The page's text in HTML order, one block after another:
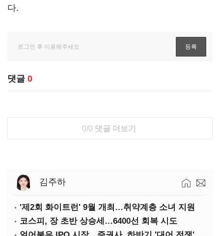
다.
댓글 0
0/0 댓글 더보기
김주하
'제2회 화이트런' 9월 개최…취약계층 소녀 지원
코스피, 장 초반 상승세…6400선 회복 시도